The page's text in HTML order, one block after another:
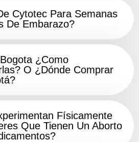
Cytotec Para Semanas
De Embarazo?
¿Como
O ¿Dónde Comprar
Físicamente
Que Tienen Un Aborto